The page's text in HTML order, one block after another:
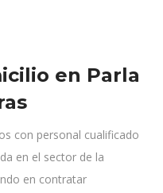
en Parla
con personal cualificado
en el sector de la
en contratar